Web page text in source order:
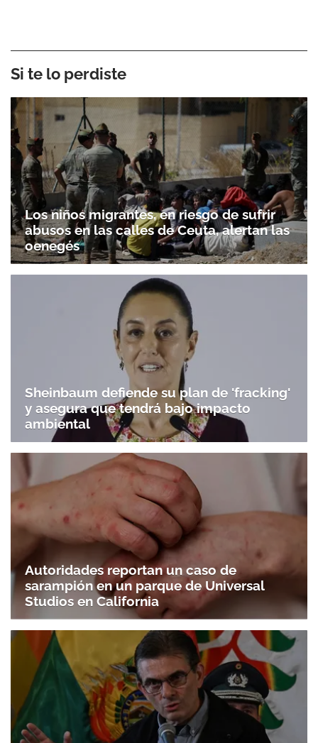
Si te lo perdiste
Los niños migrantes, en riesgo de sufrir
abusos en las calles de Ceuta, alertan las
oenegés
Sheinbaum defiende su plan de 'fracking'
y asegura que tendrá bajo impacto
ambiental
Autoridades reportan un caso de
sarampión en un parque de Universal
Studios en California